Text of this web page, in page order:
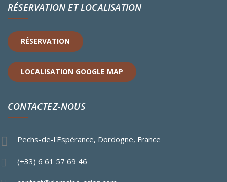
RÉSERVATION ET LOCALISATION
RÉSERVATION
LOCALISATION GOOGLE MAP
CONTACTEZ-NOUS
Pechs-de-l'Espérance, Dordogne, France
(+33) 6 61 57 69 46